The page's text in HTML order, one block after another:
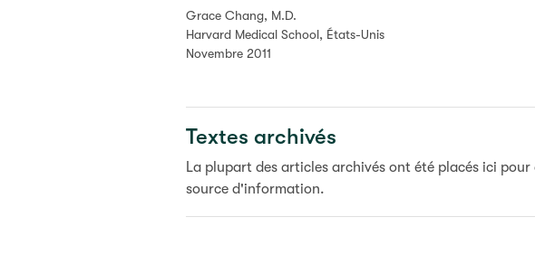
Grace Chang, M.D.
Harvard Medical School, États-Unis
Novembre 2011
Textes archivés
La plupart des articles archivés ont été placés ici
source d'information.